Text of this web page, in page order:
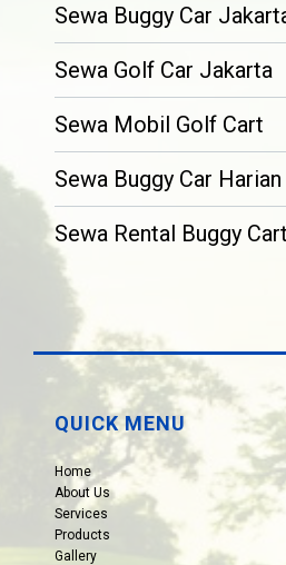
Sewa Buggy Car
Sewa Golf Car Jakarta
Sewa Mobil Golf Cart
Sewa Buggy Car Harian
Sewa Rental Buggy Cart
QUICK MENU
Home
About Us
Services
Products
Gallery